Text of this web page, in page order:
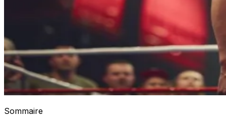
Sommaire